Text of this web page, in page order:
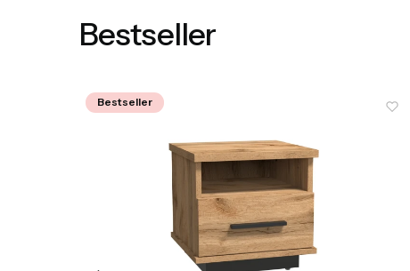
Bestseller
Bestseller